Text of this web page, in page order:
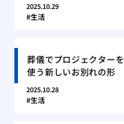
2025.10.29
生活
葬儀でプロジェクターを
使う新しいお別れの形
2025.10.28
生活